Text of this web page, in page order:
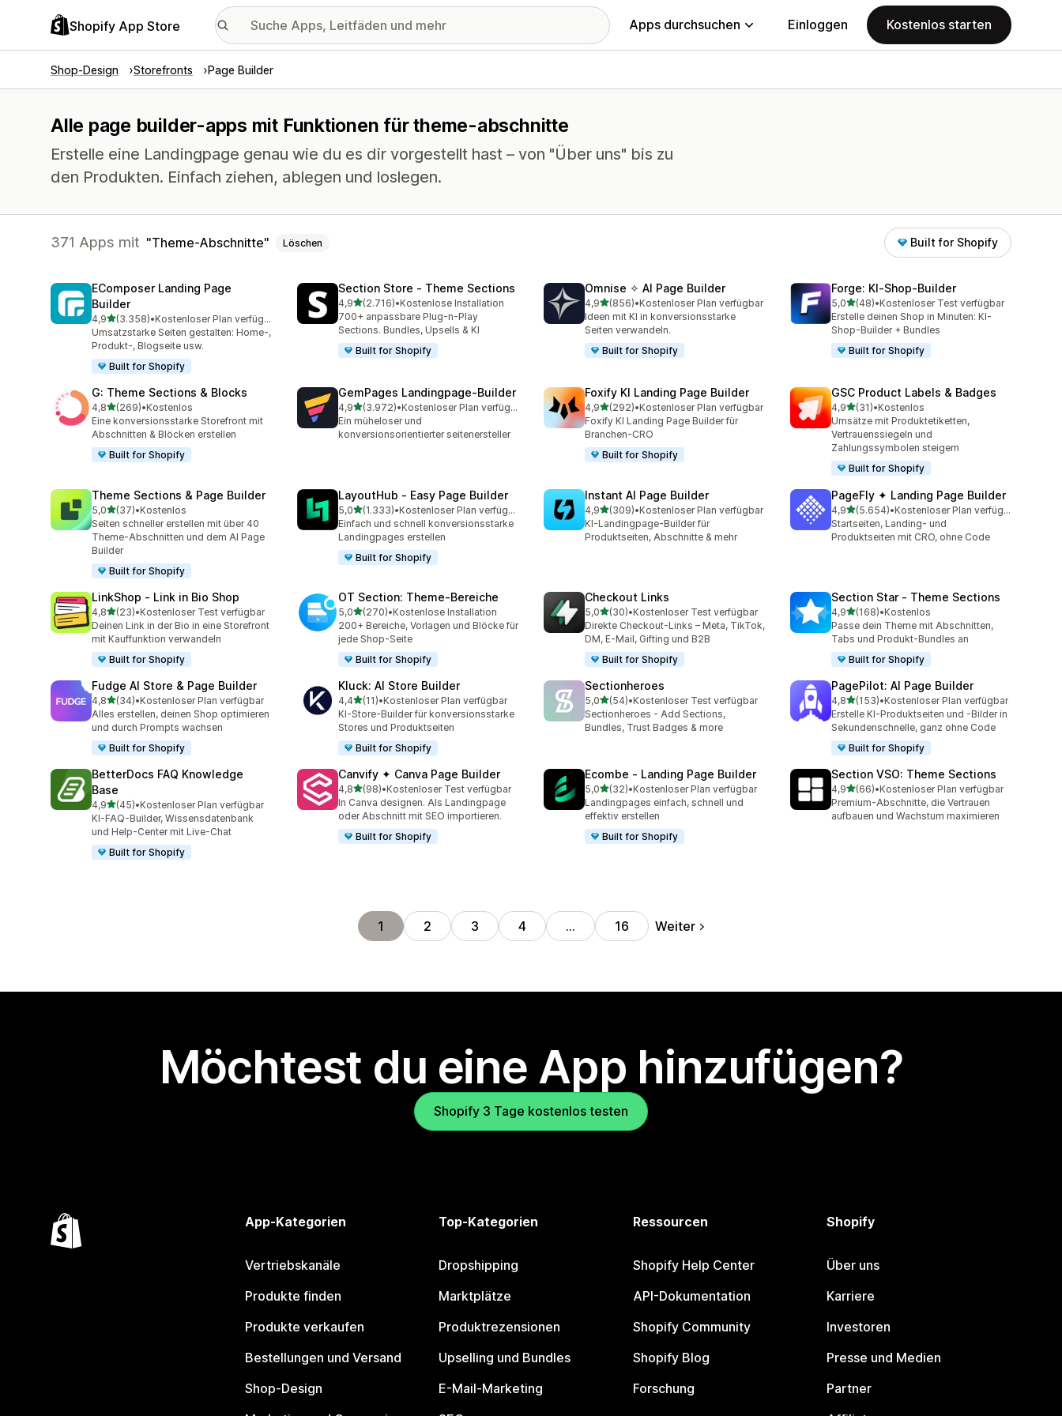
Shopify App Store Apps durchsuchen Einloggen Kostenlos starten
Shop-Design Storefronts Page Builder
Alle page builder-apps mit Funktionen für theme-abschnitte
Erstelle eine Landingpage genau wie du es dir vorgestellt hast – von "Über uns" bis zu
den Produkten. Einfach ziehen, ablegen und loslegen.
371 Apps mit Theme-Abschnitte Löschen Built for Shopify
EComposer Landing Page
Builder
4,9von 5 Sternen
(3.358)
3358 Rezensionen insgesamt
•
Kostenloser Plan verfügbar
Umsatzstarke Seiten gestalten: Home-,
Produkt-, Blogseite usw.
Built for Shopify
Section Store ‑ Theme Sections
4,9von 5 Sternen
(2.716)
2716 Rezensionen insgesamt
•Kostenlose Installation
700+ anpassbare Plug-n-Play
Sections. Bundles, Upsells & KI
Built for Shopify
Omnise ✧ AI Page Builder
4,9von 5 Sternen
(856)
856 Rezensionen insgesamt
•Kostenloser Plan verfügbar
Ideen mit KI in konversionsstarke
Seiten verwandeln.
Built for Shopify
Forge: KI‑Shop‑Builder
5,0von 5 Sternen
(48)
48 Rezensionen insgesamt
•Kostenloser Test verfügbar
Erstelle deinen Shop in Minuten: KI-
Shop-Builder + Bundles
Built for Shopify
G: Theme Sections & Blocks
4,8von 5 Sternen
(269)
269 Rezensionen insgesamt
•Kostenlos
Eine konversionsstarke Storefront mit
Abschnitten & Blöcken erstellen
Built for Shopify
GemPages Landingpage‑Builder
4,9von 5 Sternen
(3.972)
3972 Rezensionen insgesamt
•
Kostenloser Plan verfügbar
Ein müheloser und
konversionsorientierter seitenersteller
Foxify KI Landing Page Builder
4,9von 5 Sternen
(292)
292 Rezensionen insgesamt
•Kostenloser Plan verfügbar
Foxify KI Landing Page Builder für
Branchen-CRO
Built for Shopify
GSC Product Labels & Badges
4,9von 5 Sternen
(31)
31 Rezensionen insgesamt
•Kostenlos
Umsätze mit Produktetiketten,
Vertrauenssiegeln und
Zahlungssymbolen steigern
Built for Shopify
Theme Sections & Page Builder
5,0von 5 Sternen
(37)
37 Rezensionen insgesamt
•Kostenlos
Seiten schneller erstellen mit über 40
Theme-Abschnitten und dem AI Page
Builder
Built for Shopify
LayoutHub ‑ Easy Page Builder
5,0von 5 Sternen
(1.333)
1333 Rezensionen insgesamt
•
Kostenloser Plan verfügbar
Einfach und schnell konversionsstarke
Landingpages erstellen
Built for Shopify
Instant AI Page Builder
4,9von 5 Sternen
(309)
309 Rezensionen insgesamt
•Kostenloser Plan verfügbar
KI-Landingpage-Builder für
Produktseiten, Abschnitte & mehr
PageFly ✦ Landing Page Builder
4,9von 5 Sternen
(5.654)
5654 Rezensionen insgesamt
•
Kostenloser Plan verfügbar
Startseiten, Landing- und
Produktseiten mit CRO, ohne Code
LinkShop ‑ Link in Bio Shop
4,8von 5 Sternen
(23)
23 Rezensionen insgesamt
•Kostenloser Test verfügbar
Deinen Link in der Bio in eine Storefront
mit Kauffunktion verwandeln
Built for Shopify
OT Section: Theme‑Bereiche
5,0von 5 Sternen
(270)
270 Rezensionen insgesamt
•Kostenlose Installation
200+ Bereiche, Vorlagen und Blöcke für
jede Shop-Seite
Built for Shopify
Checkout Links
5,0von 5 Sternen
(30)
30 Rezensionen insgesamt
•Kostenloser Test verfügbar
Direkte Checkout-Links – Meta, TikTok,
DM, E-Mail, Gifting und B2B
Built for Shopify
Section Star ‑ Theme Sections
4,9von 5 Sternen
(168)
168 Rezensionen insgesamt
•Kostenlos
Passe dein Theme mit Abschnitten,
Tabs und Produkt-Bundles an
Built for Shopify
Fudge AI Store & Page Builder
4,8von 5 Sternen
(34)
34 Rezensionen insgesamt
•Kostenloser Plan verfügbar
Alles erstellen, deinen Shop optimieren
und durch Prompts wachsen
Built for Shopify
Kluck: AI Store Builder
4,4von 5 Sternen
(11)
11 Rezensionen insgesamt
•Kostenloser Plan verfügbar
KI-Store-Builder für konversionsstarke
Stores und Produktseiten
Built for Shopify
Sectionheroes
5,0von 5 Sternen
(54)
54 Rezensionen insgesamt
•Kostenloser Test verfügbar
Sectionheroes - Add Sections,
Bundles, Trust Badges & more
PagePilot: AI Page Builder
4,8von 5 Sternen
(153)
153 Rezensionen insgesamt
•Kostenloser Plan verfügbar
Erstelle KI-Produktseiten und -Bilder in
Sekundenschnelle, ganz ohne Code
Built for Shopify
BetterDocs FAQ Knowledge
Base
4,9von 5 Sternen
(45)
45 Rezensionen insgesamt
•Kostenloser Plan verfügbar
KI-FAQ-Builder, Wissensdatenbank
und Help-Center mit Live-Chat
Built for Shopify
Canvify ✦ Canva Page Builder
4,8von 5 Sternen
(98)
98 Rezensionen insgesamt
•Kostenloser Test verfügbar
In Canva designen. Als Landingpage
oder Abschnitt mit SEO importieren.
Built for Shopify
Ecombe ‑ Landing Page Builder
5,0von 5 Sternen
(32)
32 Rezensionen insgesamt
•Kostenloser Plan verfügbar
Landingpages einfach, schnell und
effektiv erstellen
Built for Shopify
Section VSO: Theme Sections
4,9von 5 Sternen
(66)
66 Rezensionen insgesamt
•Kostenloser Plan verfügbar
Premium-Abschnitte, die Vertrauen
aufbauen und Wachstum maximieren
1 2 3 4 … 16 Weiter
Möchtest du eine App hinzufügen?
Shopify 3 Tage kostenlos testen
App-Kategorien
Vertriebskanäle
Produkte finden
Produkte verkaufen
Bestellungen und Versand
Shop-Design
Top-Kategorien
Dropshipping
Marktplätze
Produktrezensionen
Upselling und Bundles
E-Mail-Marketing
Ressourcen
Shopify Help Center
API-Dokumentation
Shopify Community
Shopify Blog
Forschung
Shopify
Über uns
Karriere
Investoren
Presse und Medien
Partner